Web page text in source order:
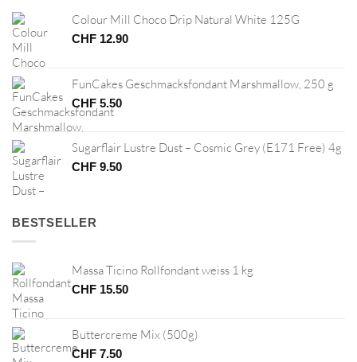
Colour Mill Choco Drip Natural White 125G
CHF 12.90
FunCakes Geschmacksfondant Marshmallow, 250 g
CHF 5.50
Sugarflair Lustre Dust – Cosmic Grey (E171 Free) 4g
CHF 9.50
BESTSELLER
Massa Ticino Rollfondant weiss 1 kg
CHF 15.50
Buttercreme Mix (500g)
CHF 7.50